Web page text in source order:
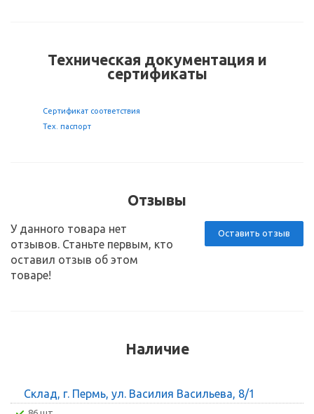
Техническая документация и
сертификаты
Сертификат соответствия
Тех. паспорт
Отзывы
Оставить отзыв
У данного товара нет
отзывов. Станьте первым, кто
оставил отзыв об этом
товаре!
Наличие
Склад, г. Пермь, ул. Василия Васильева, 8/1